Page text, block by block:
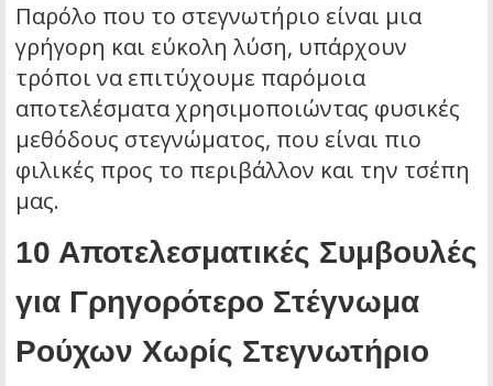
Παρόλο που το στεγνωτήριο είναι μια
γρήγορη και εύκολη λύση, υπάρχουν
τρόποι να επιτύχουμε παρόμοια
αποτελέσματα χρησιμοποιώντας φυσικές
μεθόδους στεγνώματος, που είναι πιο
φιλικές προς το περιβάλλον και την τσέπη
μας.
10 Αποτελεσματικές Συμβουλές
για Γρηγορότερο Στέγνωμα
Ρούχων Χωρίς Στεγνωτήριο